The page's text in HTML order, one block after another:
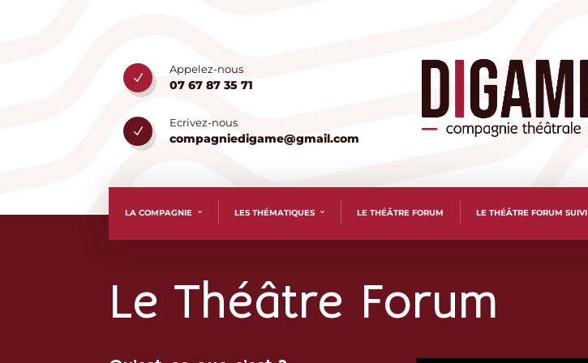
N
Appelez-nous
07 67 87 35 71
N
Ecrivez-nous
compagniedigame@gmail.com
LA COMPAGNIE LES THÉMATIQUES LE THÉÂTRE FORUM LE THÉÂTRE FORUM SUIVI
Le Théâtre Forum